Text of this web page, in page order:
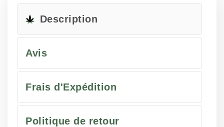
Description
Avis
Frais d'Expédition
Politique de retour